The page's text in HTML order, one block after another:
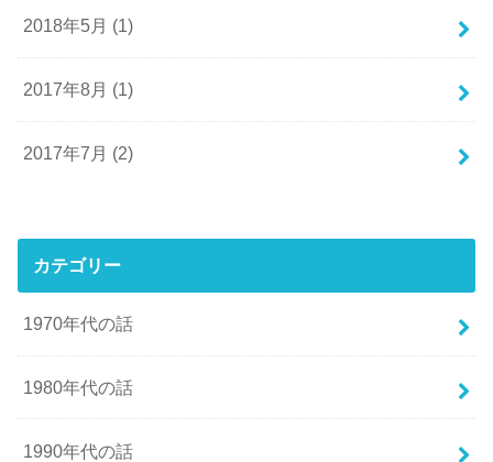
2018年5月 (1)
2017年8月 (1)
2017年7月 (2)
カテゴリー
1970年代の話
1980年代の話
1990年代の話